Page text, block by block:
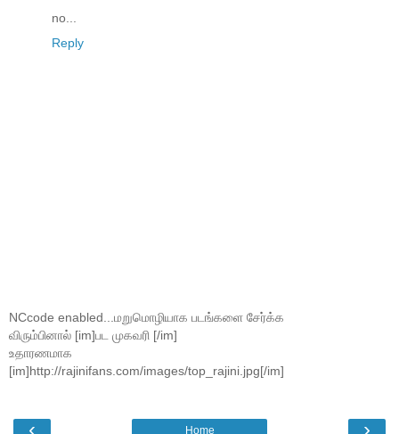
no...
Reply
NCcode enabled...மறுமொழியாக படங்களை சேர்க்க
விரும்பினால் [im]பட முகவரி [/im]
உதாரணமாக
[im]http://rajinifans.com/images/top_rajini.jpg[/im]
Home